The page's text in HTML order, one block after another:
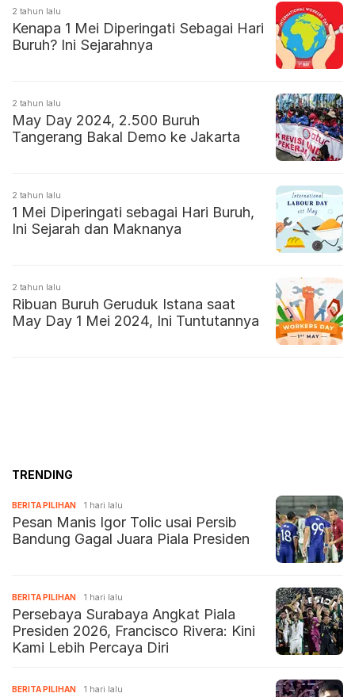
2 tahun lalu
Kenapa 1 Mei Diperingati Sebagai Hari
Buruh? Ini Sejarahnya
2 tahun lalu
May Day 2024, 2.500 Buruh
Tangerang Bakal Demo ke Jakarta
2 tahun lalu
1 Mei Diperingati sebagai Hari Buruh,
Ini Sejarah dan Maknanya
2 tahun lalu
Ribuan Buruh Geruduk Istana saat
May Day 1 Mei 2024, Ini Tuntutannya
TRENDING
BERITA PILIHAN 1 hari lalu
Pesan Manis Igor Tolic usai Persib
Bandung Gagal Juara Piala Presiden
BERITA PILIHAN 1 hari lalu
Persebaya Surabaya Angkat Piala
Presiden 2026, Francisco Rivera: Kini
Kami Lebih Percaya Diri
BERITA PILIHAN 1 hari lalu